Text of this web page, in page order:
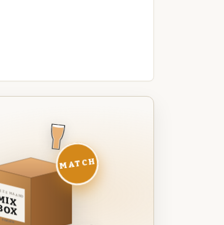
MAAND
8 BIEREN
MATCH